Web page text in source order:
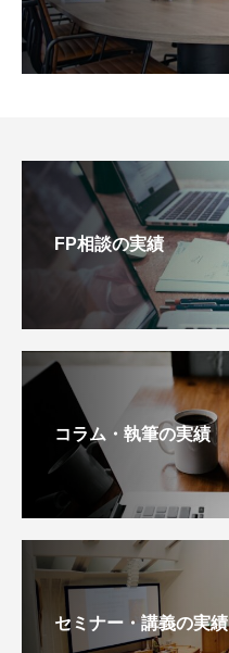
FP相談の実績
コラム・執筆の実績
セミナー・講義の実績